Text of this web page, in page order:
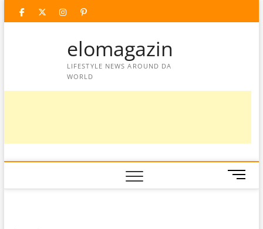
facebooktwitter
instagram
googleplus
pinterest
elomagazin
LIFESTYLE NEWS AROUND DA
WORLD
M
e